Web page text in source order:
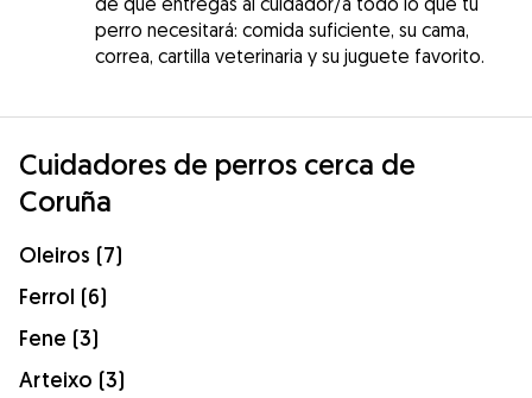
perro necesitará: comida suficiente, su cama,
correa, cartilla veterinaria y su juguete favorito.
Cuidadores de perros cerca de
Coruña
Oleiros (7)
Ferrol (6)
Fene (3)
Arteixo (3)